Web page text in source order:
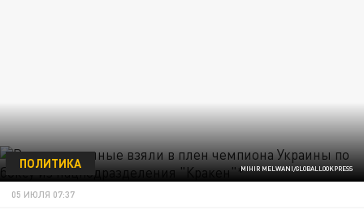
MIHIR MELWANI/GLOBALLOOKPRESS
ПОЛИТИКА
05 ИЮЛЯ 07:37